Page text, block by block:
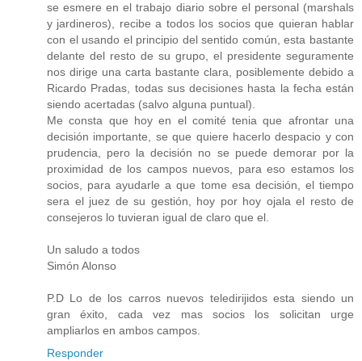
se esmere en el trabajo diario sobre el personal (marshals
y jardineros), recibe a todos los socios que quieran hablar
con el usando el principio del sentido común, esta bastante
delante del resto de su grupo, el presidente seguramente
nos dirige una carta bastante clara, posiblemente debido a
Ricardo Pradas, todas sus decisiones hasta la fecha están
siendo acertadas (salvo alguna puntual).
Me consta que hoy en el comité tenia que afrontar una
decisión importante, se que quiere hacerlo despacio y con
prudencia, pero la decisión no se puede demorar por la
proximidad de los campos nuevos, para eso estamos los
socios, para ayudarle a que tome esa decisión, el tiempo
sera el juez de su gestión, hoy por hoy ojala el resto de
consejeros lo tuvieran igual de claro que el.
Un saludo a todos
Simón Alonso
P.D Lo de los carros nuevos teledirijidos esta siendo un
gran éxito, cada vez mas socios los solicitan urge
ampliarlos en ambos campos.
Responder